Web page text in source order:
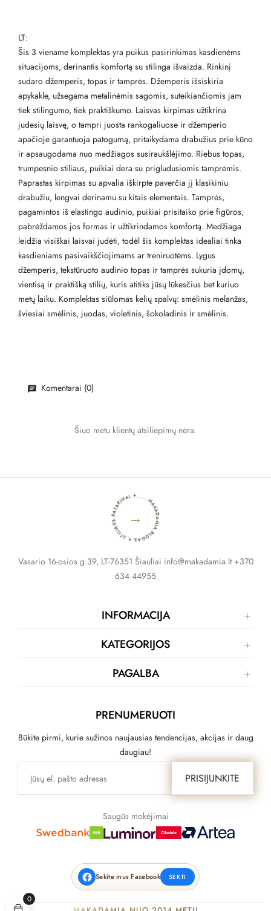
LT:
Šis 3 viename komplektas yra puikus pasirinkimas kasdienėms
situacijoms, derinantis komfortą su stilinga išvaizda. Rinkinį
sudaro džemperis, topas ir tamprės. Džemperis išsiskiria
apykakle, užsegama metalinėmis sagomis, suteikiančiomis jam
tiek stilingumo, tiek praktiškumo. Laisvas kirpimas užtikrina
judesių laisvę, o tampri juosta rankogaliuose ir džemperio
apačioje garantuoja patogumą, pritaikydama drabužius prie kūno
ir apsaugodama nuo medžiagos susiraukšlėjimo. Riebus topas,
trumpesnio stiliaus, puikiai dera su prigludusiomis tamprėmis.
Paprastas kirpimas su apvalia iškirpte paverčia jį klasikiniu
drabužiu, lengvai derinamu su kitais elementais. Tamprės,
pagamintos iš elastingo audinio, puikiai prisitaiko prie figūros,
pabrėždamos jos formas ir užtikrindamos komfortą. Medžiaga
leidžia visiškai laisvai judėti, todėl šis komplektas idealiai tinka
kasdieniams pasivaikščiojimams ar treniruotėms. Lygus
džemperis, tekstūruoto audinio topas ir tamprės sukuria įdomų,
vientisą ir praktišką stilių, kuris atitiks jūsų lūkesčius bet kuriuo
metų laiku. Komplektas siūlomas kelių spalvų: smėlinis melanžas,
šviesiai smėlinis, juodas, violetinis, šokoladinis ir smėlinis.
Komentarai (0)
Šiuo metu klientų atsiliepimų nėra.
MAKADAMIA BLOGAS ✦ STILIAUS PATARIMAI ✦
→
Vasario 16-osios g.39, LT-76351 Šiauliai info@makadamia.lt +370
634 44955
INFORMACIJA
KATEGORIJOS
PAGALBA
PRENUMERUOTI
Būkite pirmi, kurie sužinos naujausias tendencijas, akcijas ir daug
daugiau!
PRISIJUNKITE
Saugūs mokėjimai
Sekite mus Facebook SEKTI
0